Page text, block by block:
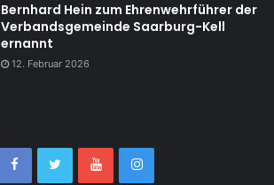
Bernhard Hein zum Ehrenwehrführer der
Verbandsgemeinde Saarburg-Kell
ernannt
12. Februar 2026